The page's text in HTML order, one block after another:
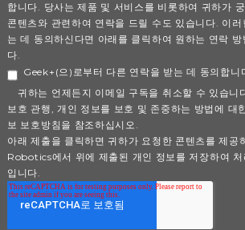
합니다. 당사는 제품 및 서비스를 비롯하여 귀하가
콘텐츠와 관련하여 연락을 드릴 수도 있습니다. 이
는 데 동의하신다면 아래를 클릭하여 원하는 연락
다.
Geek+(으)로부터 다른 연락을 받는 데 동의합니
귀하는 언제든지 이메일 구독을 취소할 수 있습니
보호 관행, 개인 정보를 보호 및 존중하는 방법에 대
보 보호방침을 참조하십시오.
아래 제출을 클릭하면 귀하가 요청한 콘텐츠를 제공
Robotics에서 위에 제출된 개인 정보를 저장하여 처
입니다.